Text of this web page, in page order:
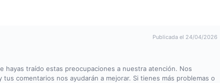
Publicada el 24/04/2026
hayas traído estas preocupaciones a nuestra atención. Nos
comentarios nos ayudarán a mejorar. Si tienes más problemas o